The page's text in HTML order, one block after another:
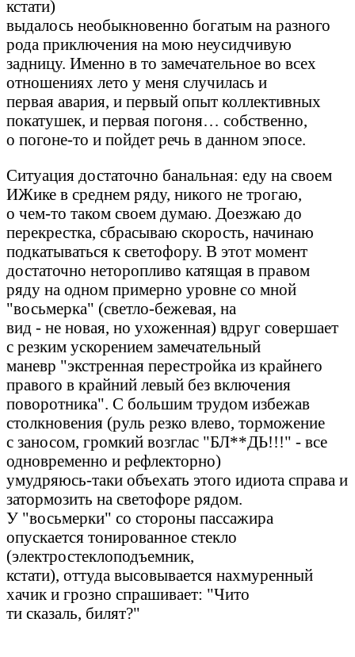
кстати)
выдалось необыкновенно богатым на разного
рода приключения на мою неусидчивую
задницу. Именно в то замечательное во всех
отношениях лето у меня случилась и
первая авария, и первый опыт коллективных
покатушек, и первая погоня… собственно,
о погоне-то и пойдет речь в данном эпосе.
Ситуация достаточно банальная: еду на своем
ИЖике в среднем ряду, никого не трогаю,
о чем-то таком своем думаю. Доезжаю до
перекрестка, сбрасываю скорость, начинаю
подкатываться к светофору. В этот момент
достаточно неторопливо катящая в правом
ряду на одном примерно уровне со мной
"восьмерка" (светло-бежевая, на
вид - не новая, но ухоженная) вдруг совершает
с резким ускорением замечательный
маневр "экстренная перестройка из крайнего
правого в крайний левый без включения
поворотника". С большим трудом избежав
столкновения (руль резко влево, торможение
с заносом, громкий возглас "БЛ**ДЬ!!!" - все
одновременно и рефлекторно)
умудряюсь-таки объехать этого идиота справа и
затормозить на светофоре рядом.
У "восьмерки" со стороны пассажира
опускается тонированное стекло
(электростеклоподъемник,
кстати), оттуда высовывается нахмуренный
хачик и грозно спрашивает: "Чито
ти сказаль, билят?"